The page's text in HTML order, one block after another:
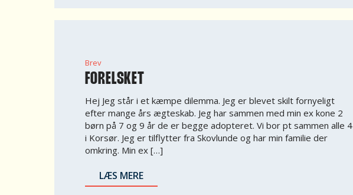
Brev
FORELSKET
Hej Jeg står i et kæmpe dilemma. Jeg er blevet skilt fornyeligt
efter mange års ægteskab. Jeg har sammen med min ex kone 2
børn på 7 og 9 år de er begge adopteret. Vi bor pt sammen alle 4
i Korsør. Jeg er tilflytter fra Skovlunde og har min familie der
omkring. Min ex […]
LÆS MERE